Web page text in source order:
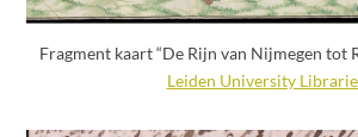
Fragment kaart “De Rijn van Nijmegen tot
Leiden University